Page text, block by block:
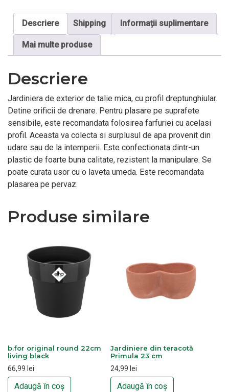
Descriere Shipping Informații suplimentare
Mai multe produse
Descriere
Jardiniera de exterior de talie mica, cu profil dreptunghiular.
Detine orificii de drenare. Pentru plasare pe suprafete
sensibile, este recomandata folosirea farfuriei cu acelasi
profil. Aceasta va colecta si surplusul de apa provenit din
udare sau de la intemperii. Este confectionata dintr-un
plastic de foarte buna calitate, rezistent la manipulare. Se
poate curata usor cu o laveta umeda. Este recomandata
plasarea pe pervaz.
Produse similare
b.for original round 22cm
living black
66,99 lei
Adaugă în coș
Jardiniere din teracotă
Primula 23 cm
24,99 lei
Adaugă în coș